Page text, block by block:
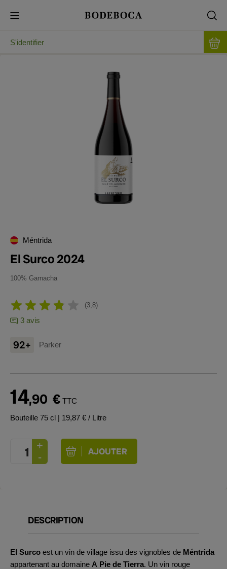
S'identifier
Méntrida
El Surco 2024
100% Garnacha
3,8
3 avis
92+ Parker
14,90 € TTC
Bouteille 75 cl | 19,87 € / Litre
DESCRIPTION
El Surco est un vin de village issu des vignobles de Méntrida
appartenant au domaine A Pie de Tierra. Un vin rouge